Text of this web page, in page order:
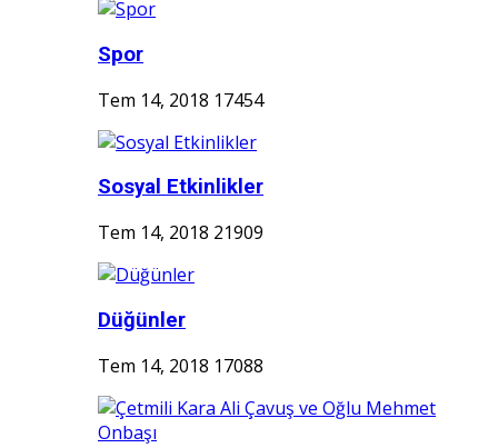
Spor
Tem 14, 2018 17454
Sosyal Etkinlikler
Tem 14, 2018 21909
Düğünler
Tem 14, 2018 17088